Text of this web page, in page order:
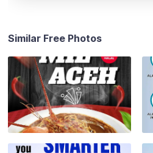
Similar Free Photos